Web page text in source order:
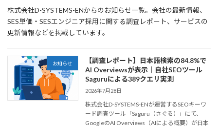
株式会社D-SYSTEMS-ENからのお知らせ一覧。会社の最新情報、
SES単価・SESエンジニア採用に関する調査レポート、サービスの
更新情報などを掲載しています。
お知らせ
【調査レポート】日本語検索の84.8%で
AI Overviewsが表示｜自社SEOツール
Saguruによる389クエリ実測
2026年7月28日
株式会社D-SYSTEMS-ENが運営するSEOキーワ
ード調査ツール「Saguru（さぐる）」にて、
GoogleのAI Overviews（AIによる概要）が日本